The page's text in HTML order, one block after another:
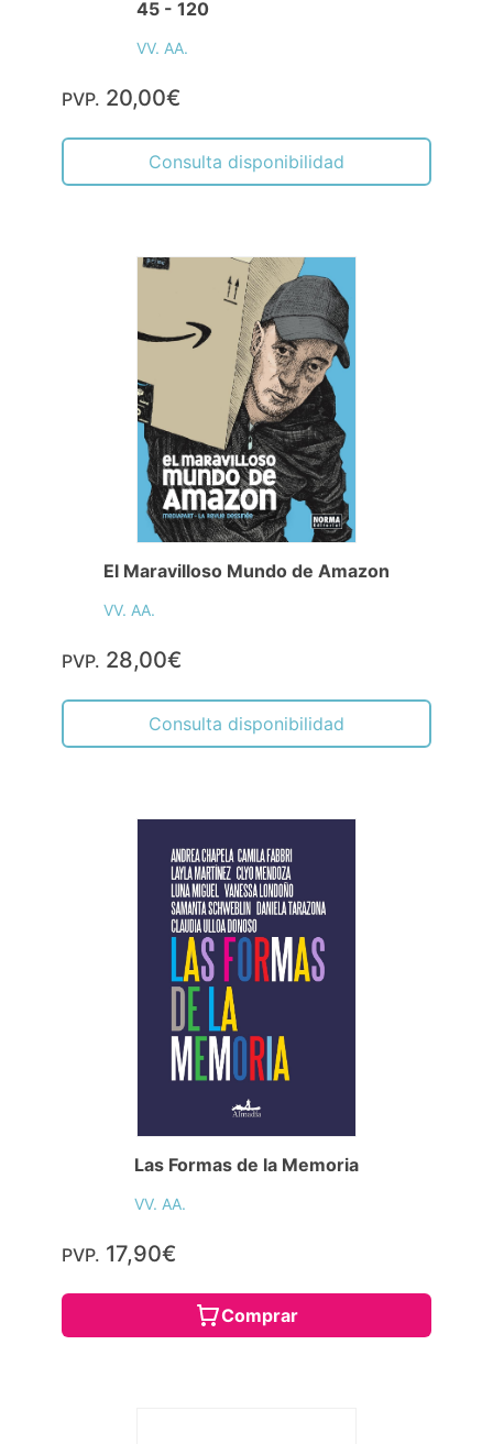
45 - 120
VV. AA.
PVP. 20,00€
Consulta disponibilidad
El Maravilloso Mundo de Amazon
VV. AA.
PVP. 28,00€
Consulta disponibilidad
Las Formas de la Memoria
VV. AA.
PVP. 17,90€
Comprar